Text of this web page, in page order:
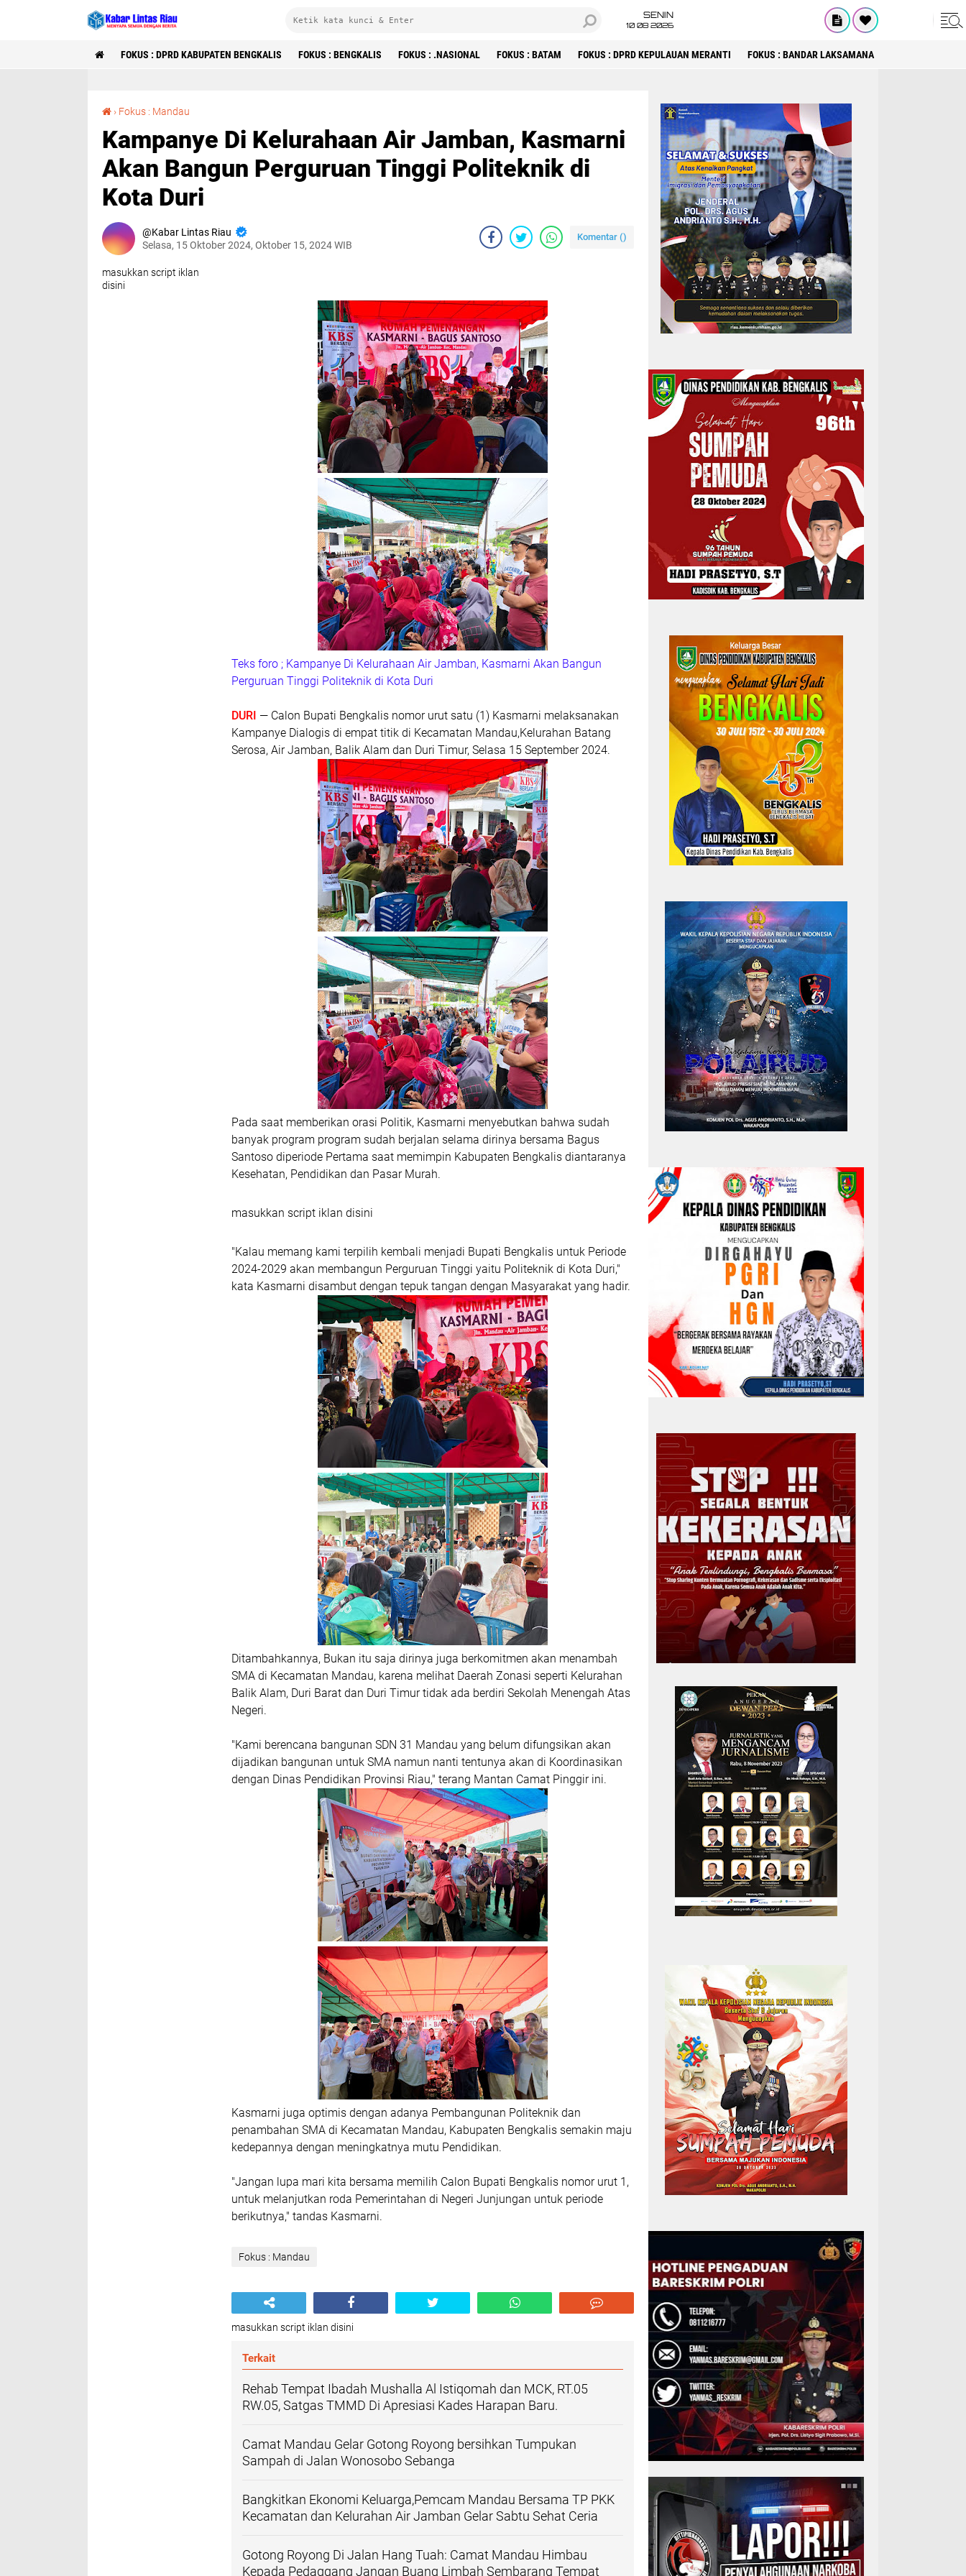
SENIN
10 08 2026
FOKUS : DPRD KABUPATEN BENGKALIS FOKUS : BENGKALIS FOKUS : .NASIONAL FOKUS : BATAM FOKUS : DPRD KEPULAUAN MERANTI FOKUS : BANDAR LAKSAMANA
› Fokus : Mandau
Kampanye Di Kelurahaan Air Jamban, Kasmarni
Akan Bangun Perguruan Tinggi Politeknik di
Kota Duri
Kabar Lintas Riau
Selasa, 15 Oktober 2024, Oktober 15, 2024 WIB
Komentar ()
masukkan script iklan
disini
Teks foro ; Kampanye Di Kelurahaan Air Jamban, Kasmarni Akan Bangun
Perguruan Tinggi Politeknik di Kota Duri
DURI — Calon Bupati Bengkalis nomor urut satu (1) Kasmarni melaksanakan
Kampanye Dialogis di empat titik di Kecamatan Mandau,Kelurahan Batang
Serosa, Air Jamban, Balik Alam dan Duri Timur, Selasa 15 September 2024.
Pada saat memberikan orasi Politik, Kasmarni menyebutkan bahwa sudah
banyak program program sudah berjalan selama dirinya bersama Bagus
Santoso diperiode Pertama saat memimpin Kabupaten Bengkalis diantaranya
Kesehatan, Pendidikan dan Pasar Murah.
masukkan script iklan disini
"Kalau memang kami terpilih kembali menjadi Bupati Bengkalis untuk Periode
2024-2029 akan membangun Perguruan Tinggi yaitu Politeknik di Kota Duri,"
kata Kasmarni disambut dengan tepuk tangan dengan Masyarakat yang hadir.
Ditambahkannya, Bukan itu saja dirinya juga berkomitmen akan menambah
SMA di Kecamatan Mandau, karena melihat Daerah Zonasi seperti Kelurahan
Balik Alam, Duri Barat dan Duri Timur tidak ada berdiri Sekolah Menengah Atas
Negeri.
"Kami berencana bangunan SDN 31 Mandau yang belum difungsikan akan
dijadikan bangunan untuk SMA namun nanti tentunya akan di Koordinasikan
dengan Dinas Pendidikan Provinsi Riau," terang Mantan Camat Pinggir ini.
Kasmarni juga optimis dengan adanya Pembangunan Politeknik dan
penambahan SMA di Kecamatan Mandau, Kabupaten Bengkalis semakin maju
kedepannya dengan meningkatnya mutu Pendidikan.
"Jangan lupa mari kita bersama memilih Calon Bupati Bengkalis nomor urut 1,
untuk melanjutkan roda Pemerintahan di Negeri Junjungan untuk periode
berikutnya," tandas Kasmarni.
Fokus : Mandau
masukkan script iklan disini
Terkait
Rehab Tempat Ibadah Mushalla Al Istiqomah dan MCK, RT.05
RW.05, Satgas TMMD Di Apresiasi Kades Harapan Baru.
Camat Mandau Gelar Gotong Royong bersihkan Tumpukan
Sampah di Jalan Wonosobo Sebanga
Bangkitkan Ekonomi Keluarga,Pemcam Mandau Bersama TP PKK
Kecamatan dan Kelurahan Air Jamban Gelar Sabtu Sehat Ceria
Gotong Royong Di Jalan Hang Tuah: Camat Mandau Himbau
Kepada Pedaggang Jangan Buang Limbah Sembarang Tempat